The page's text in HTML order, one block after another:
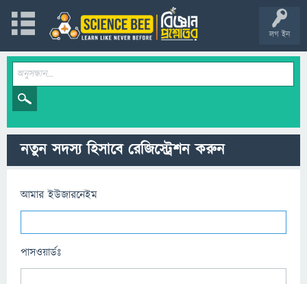
লগ ইন
নতুন সদস্য হিসাবে রেজিস্ট্রেশন করুন
আমার ইউজারনেইম
পাসওয়ার্ডঃ